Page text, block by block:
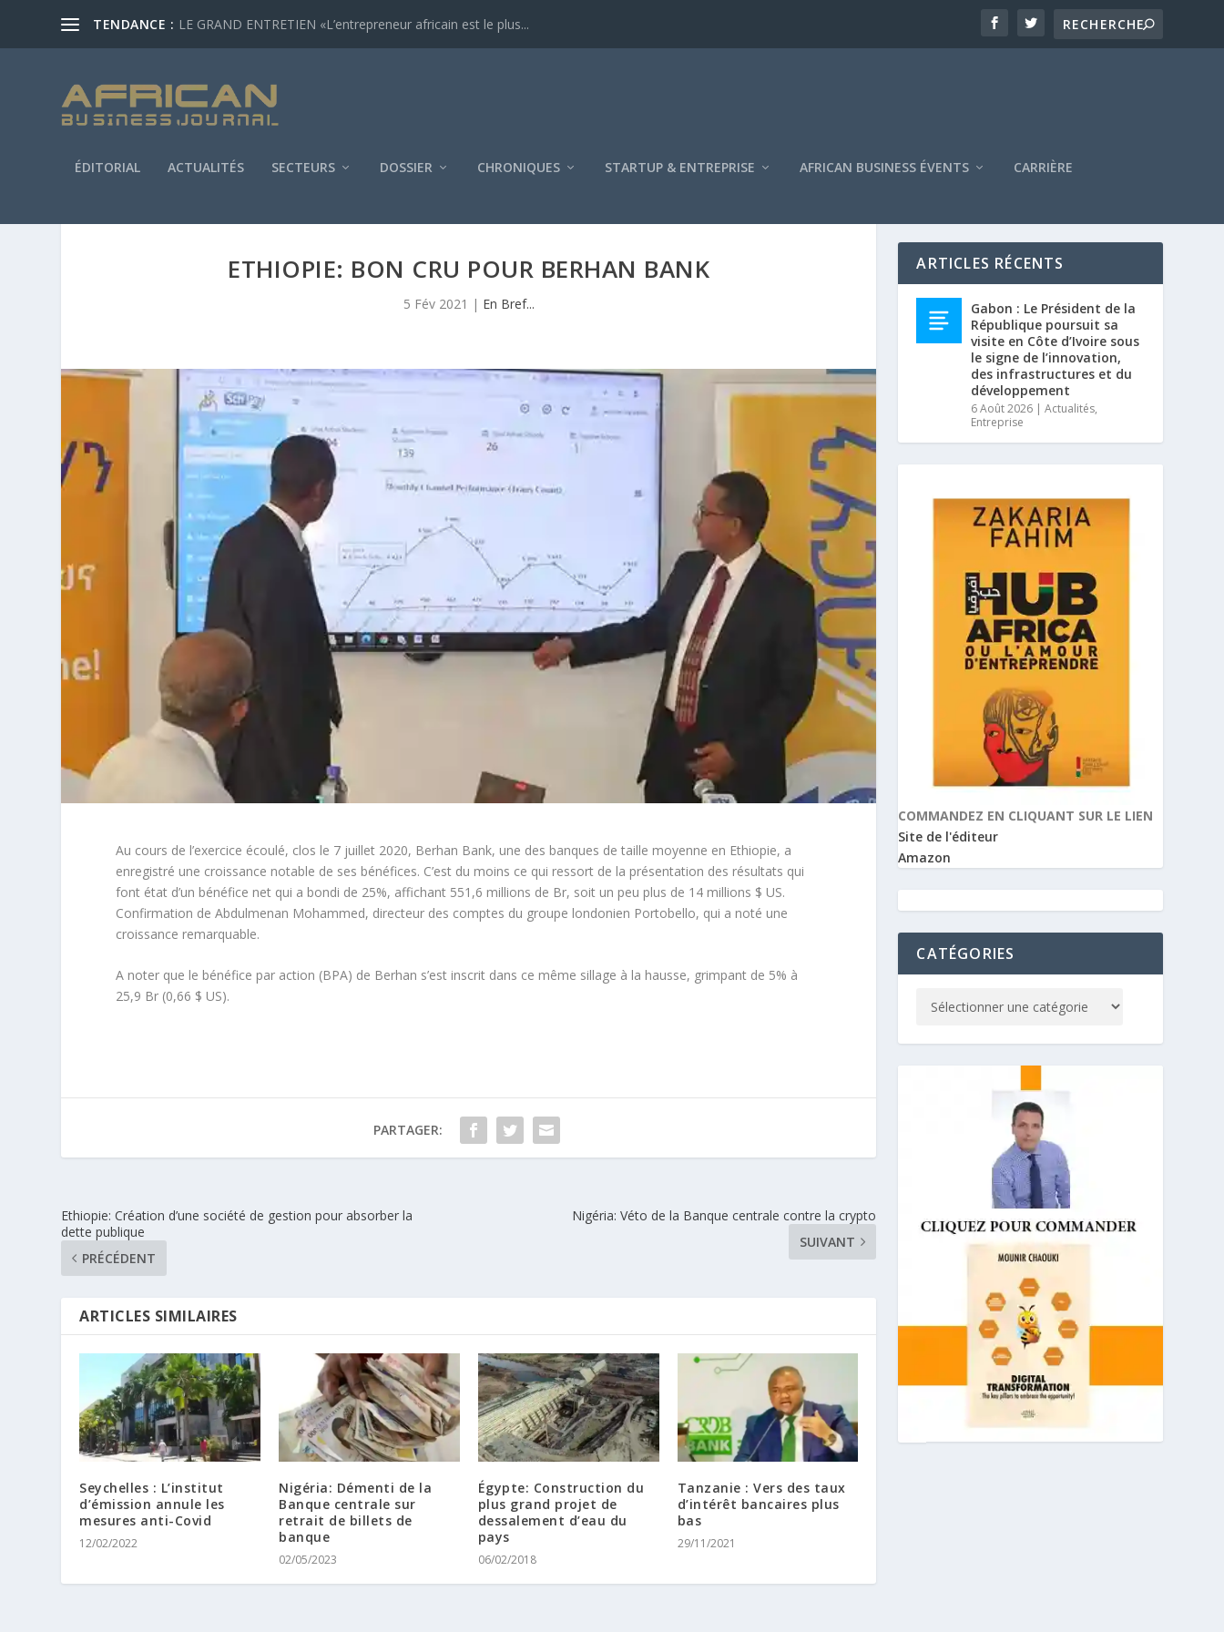
TENDANCE : LE GRAND ENTRETIEN «L’entrepreneur africain est le plus...
ÉDITORIAL ACTUALITÉS SECTEURS DOSSIER CHRONIQUES STARTUP & ENTREPRISE AFRICAN BUSINESS ÉVENTS CARRIÈRE
ETHIOPIE: BON CRU POUR BERHAN BANK
5 Fév 2021 | En Bref...
Au cours de l’exercice écoulé, clos le 7 juillet 2020, Berhan Bank, une des banques de taille moyenne en Ethiopie, a
enregistré une croissance notable de ses bénéfices. C’est du moins ce qui ressort de la présentation des résultats qui
font état d’un bénéfice net qui a bondi de 25%, affichant 551,6 millions de Br, soit un peu plus de 14 millions $ US.
Confirmation de Abdulmenan Mohammed, directeur des comptes du groupe londonien Portobello, qui a noté une
croissance remarquable.
A noter que le bénéfice par action (BPA) de Berhan s’est inscrit dans ce même sillage à la hausse, grimpant de 5% à
25,9 Br (0,66 $ US).
PARTAGER:
Ethiopie: Création d’une société de gestion pour absorber la
dette publique
PRÉCÉDENT
Nigéria: Véto de la Banque centrale contre la crypto
SUIVANT
ARTICLES SIMILAIRES
Seychelles : L’institut
d’émission annule les
mesures anti-Covid
12/02/2022
Nigéria: Démenti de la
Banque centrale sur
retrait de billets de
banque
02/05/2023
Égypte: Construction du
plus grand projet de
dessalement d’eau du
pays
06/02/2018
Tanzanie : Vers des taux
d’intérêt bancaires plus
bas
29/11/2021
ARTICLES RÉCENTS
Gabon : Le Président de la
République poursuit sa
visite en Côte d’Ivoire sous
le signe de l’innovation,
des infrastructures et du
développement
6 Août 2026 |Actualités,
Entreprise
COMMANDEZ EN CLIQUANT SUR LE LIEN
Site de l'éditeur
Amazon
CATÉGORIES